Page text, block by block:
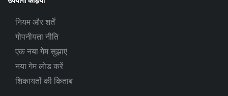
नियम और शर्तें
गोपनीयता नीति
एक नया गेम सुझाएं
नया गेम लोड करें
शिकायतों की किताब